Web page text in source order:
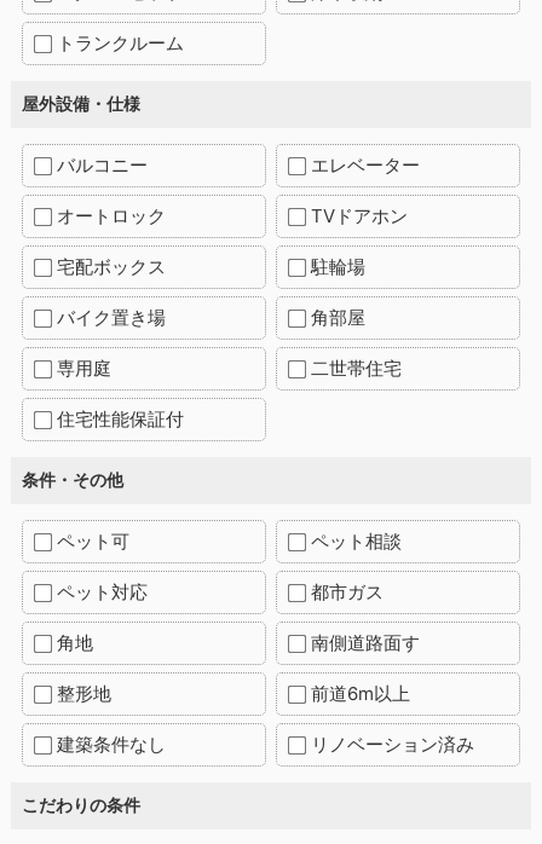
トランクルーム
屋外設備・仕様
バルコニー エレベーター
オートロック TVドアホン
宅配ボックス 駐輪場
バイク置き場 角部屋
専用庭 二世帯住宅
住宅性能保証付
条件・その他
ペット可 ペット相談
ペット対応 都市ガス
角地 南側道路面す
整形地 前道6m以上
建築条件なし リノベーション済み
こだわりの条件